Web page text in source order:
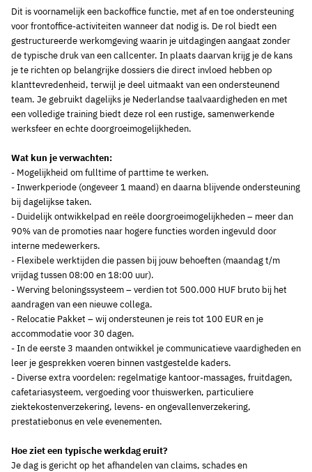
Dit is voornamelijk een backoffice functie, met af en toe ondersteuning
voor frontoffice-activiteiten wanneer dat nodig is. De rol biedt een
gestructureerde werkomgeving waarin je uitdagingen aangaat zonder
de typische druk van een callcenter. In plaats daarvan krijg je de kans
je te richten op belangrijke dossiers die direct invloed hebben op
klanttevredenheid, terwijl je deel uitmaakt van een ondersteunend
team. Je gebruikt dagelijks je Nederlandse taalvaardigheden en met
een volledige training biedt deze rol een rustige, samenwerkende
werksfeer en echte doorgroeimogelijkheden.
Wat kun je verwachten:
- Mogelijkheid om fulltime of parttime te werken.
- Inwerkperiode (ongeveer 1 maand) en daarna blijvende ondersteuning
bij dagelijkse taken.
- Duidelijk ontwikkelpad en reële doorgroeimogelijkheden – meer dan
90% van de promoties naar hogere functies worden ingevuld door
interne medewerkers.
- Flexibele werktijden die passen bij jouw behoeften (maandag t/m
vrijdag tussen 08:00 en 18:00 uur).
- Werving beloningssysteem – verdien tot 500.000 HUF bruto bij het
aandragen van een nieuwe collega.
- Relocatie Pakket – wij ondersteunen je reis tot 100 EUR en je
accommodatie voor 30 dagen.
- In de eerste 3 maanden ontwikkel je communicatieve vaardigheden en
leer je gesprekken voeren binnen vastgestelde kaders.
- Diverse extra voordelen: regelmatige kantoor-massages, fruitdagen,
cafetariasysteem, vergoeding voor thuiswerken, particuliere
ziektekostenverzekering, levens- en ongevallenverzekering,
prestatiebonus en vele evenementen.
Hoe ziet een typische werkdag eruit?
Je dag is gericht op het afhandelen van claims, schades en